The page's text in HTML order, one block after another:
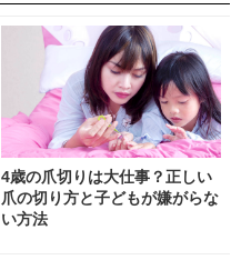
4歳の爪切りは大仕事？正しい
爪の切り方と子どもが嫌がらな
い方法